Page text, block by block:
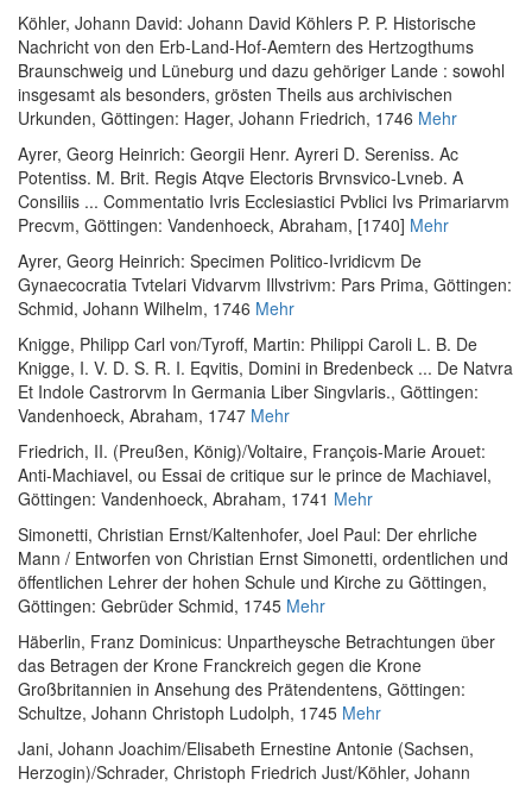
Köhler, Johann David: Johann David Köhlers P. P. Historische
Nachricht von den Erb-Land-Hof-Aemtern des Hertzogthums
Braunschweig und Lüneburg und dazu gehöriger Lande : sowohl
insgesamt als besonders, grösten Theils aus archivischen
Urkunden, Göttingen: Hager, Johann Friedrich, 1746 Mehr
Ayrer, Georg Heinrich: Georgii Henr. Ayreri D. Sereniss. Ac
Potentiss. M. Brit. Regis Atqve Electoris Brvnsvico-Lvneb. A
Consiliis ... Commentatio Ivris Ecclesiastici Pvblici Ivs Primariarvm
Precvm, Göttingen: Vandenhoeck, Abraham, [1740] Mehr
Ayrer, Georg Heinrich: Specimen Politico-Ivridicvm De
Gynaecocratia Tvtelari Vidvarvm Illvstrivm: Pars Prima, Göttingen:
Schmid, Johann Wilhelm, 1746 Mehr
Knigge, Philipp Carl von/Tyroff, Martin: Philippi Caroli L. B. De
Knigge, I. V. D. S. R. I. Eqvitis, Domini in Bredenbeck ... De Natvra
Et Indole Castrorvm In Germania Liber Singvlaris., Göttingen:
Vandenhoeck, Abraham, 1747 Mehr
Friedrich, II. (Preußen, König)/Voltaire, François-Marie Arouet:
Anti-Machiavel, ou Essai de critique sur le prince de Machiavel,
Göttingen: Vandenhoeck, Abraham, 1741 Mehr
Simonetti, Christian Ernst/Kaltenhofer, Joel Paul: Der ehrliche
Mann / Entworfen von Christian Ernst Simonetti, ordentlichen und
öffentlichen Lehrer der hohen Schule und Kirche zu Göttingen,
Göttingen: Gebrüder Schmid, 1745 Mehr
Häberlin, Franz Dominicus: Unpartheysche Betrachtungen über
das Betragen der Krone Franckreich gegen die Krone
Großbritannien in Ansehung des Prätendentens, Göttingen:
Schultze, Johann Christoph Ludolph, 1745 Mehr
Jani, Johann Joachim/Elisabeth Ernestine Antonie (Sachsen,
Herzogin)/Schrader, Christoph Friedrich Just/Köhler, Johann